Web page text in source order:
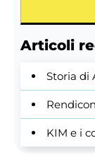
Articoli
Storia di
KIM e i